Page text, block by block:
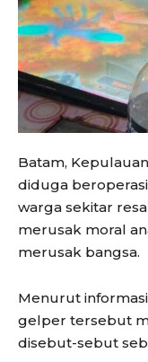
Batam,
diduga
warga sekitar
merusak moral
merusak bangsa.
Menurut
gelper tersebut
disebut-sebut